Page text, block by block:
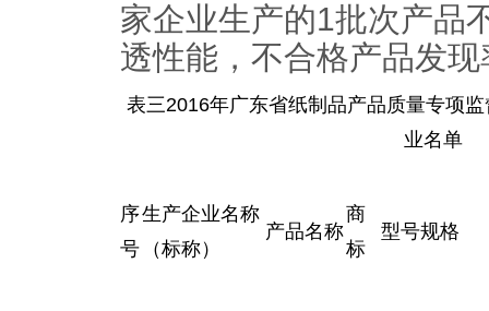
家企业生产的1批次产品
透性能，不合格产品发
表三2016年广东省纸制品产品质量专项
业名单
序
号
生产企业名称
（标称）
产品名称
商
标
型号规格